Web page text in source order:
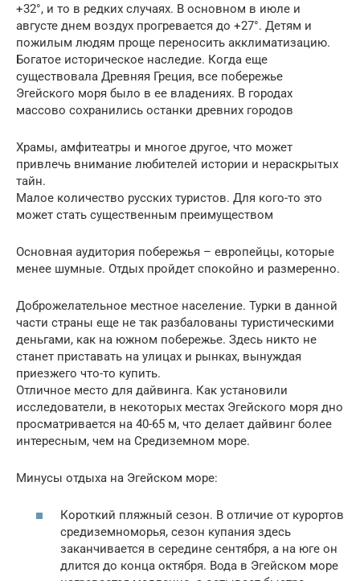
+32°, и то в редких случаях. В основном в июле и
августе днем воздух прогревается до +27°. Детям и
пожилым людям проще переносить акклиматизацию.
Богатое историческое наследие. Когда еще
существовала Древняя Греция, все побережье
Эгейского моря было в ее владениях. В городах
массово сохранились останки древних городов
Храмы, амфитеатры и многое другое, что может
привлечь внимание любителей истории и нераскрытых
тайн.
Малое количество русских туристов. Для кого-то это
может стать существенным преимуществом
Основная аудитория побережья – европейцы, которые
менее шумные. Отдых пройдет спокойно и размеренно.
Доброжелательное местное население. Турки в данной
части страны еще не так разбалованы туристическими
деньгами, как на южном побережье. Здесь никто не
станет приставать на улицах и рынках, вынуждая
приезжего что-то купить.
Отличное место для дайвинга. Как установили
исследователи, в некоторых местах Эгейского моря дно
просматривается на 40-65 м, что делает дайвинг более
интересным, чем на Средиземном море.
Минусы отдыха на Эгейском море:
Короткий пляжный сезон. В отличие от курортов
средиземноморья, сезон купания здесь
заканчивается в середине сентября, а на юге он
длится до конца октября. Вода в Эгейском море